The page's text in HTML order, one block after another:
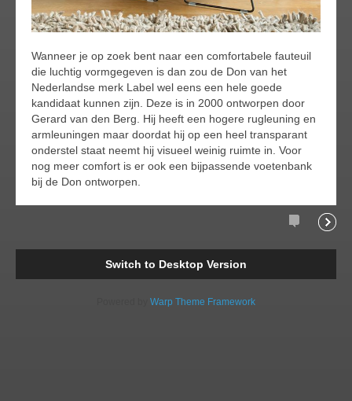
Wanneer je op zoek bent naar een comfortabele fauteuil
die luchtig vormgegeven is dan zou de Don van het
Nederlandse merk Label wel eens een hele goede
kandidaat kunnen zijn. Deze is in 2000 ontworpen door
Gerard van den Berg. Hij heeft een hogere rugleuning en
armleuningen maar doordat hij op een heel transparant
onderstel staat neemt hij visueel weinig ruimte in. Voor
nog meer comfort is er ook een bijpassende voetenbank
bij de Don ontworpen.
Comments
Switch to Desktop Version
Warp Theme Framework